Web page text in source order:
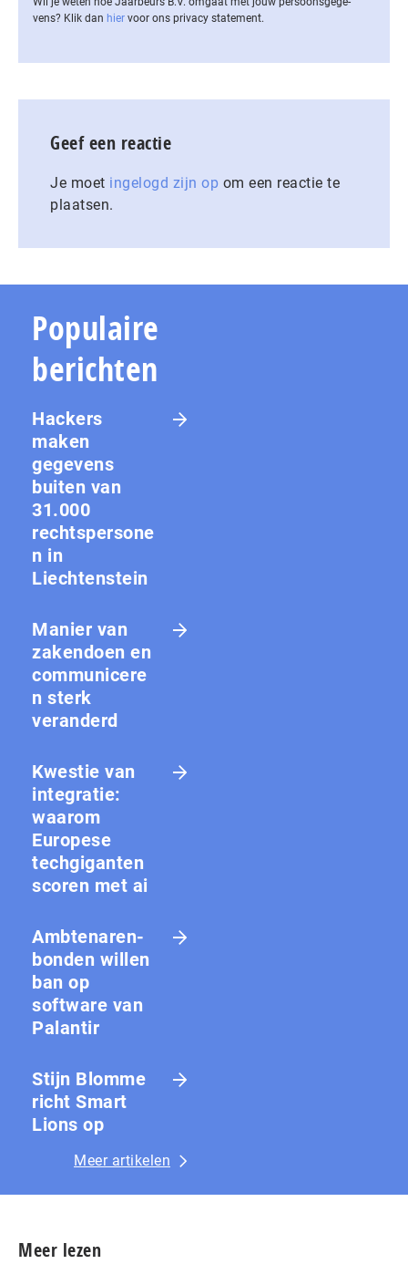
vens? Klik dan hier voor ons privacy statement.
Geef een reactie
Je moet ingelogd zijn op om een reactie te
plaatsen.
Populaire
berichten
Hackers
maken
gegevens
buiten van
31.000
rechtspersone
n in
Liechtenstein
Manier van
zakendoen en
communicere
n sterk
veranderd
Kwestie van
integratie:
waarom
Europese
techgiganten
scoren met ai
Amb­te­na­ren­
bon­den willen
ban op
software van
Palantir
Stijn Blomme
richt Smart
Lions op
Meer artikelen
Meer lezen